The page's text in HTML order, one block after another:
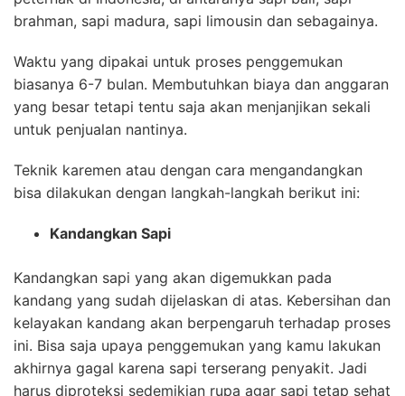
brahman, sapi madura, sapi limousin dan sebagainya.
Waktu yang dipakai untuk proses penggemukan
biasanya 6-7 bulan. Membutuhkan biaya dan anggaran
yang besar tetapi tentu saja akan menjanjikan sekali
untuk penjualan nantinya.
Teknik karemen atau dengan cara mengandangkan
bisa dilakukan dengan langkah-langkah berikut ini:
Kandangkan Sapi
Kandangkan sapi yang akan digemukkan pada
kandang yang sudah dijelaskan di atas. Kebersihan dan
kelayakan kandang akan berpengaruh terhadap proses
ini. Bisa saja upaya penggemukan yang kamu lakukan
akhirnya gagal karena sapi terserang penyakit. Jadi
harus diproteksi sedemikian rupa agar sapi tetap sehat